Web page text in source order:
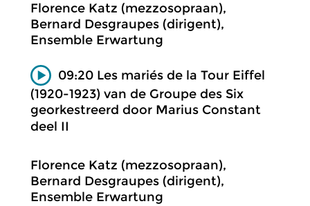
Florence Katz (mezzosopraan),
Bernard Desgraupes (dirigent),
Ensemble Erwartung
09:20 Les mariés de la Tour Eiffel
(1920-1923) van de Groupe des Six
georkestreerd door Marius Constant
deel II
Florence Katz (mezzosopraan),
Bernard Desgraupes (dirigent),
Ensemble Erwartung